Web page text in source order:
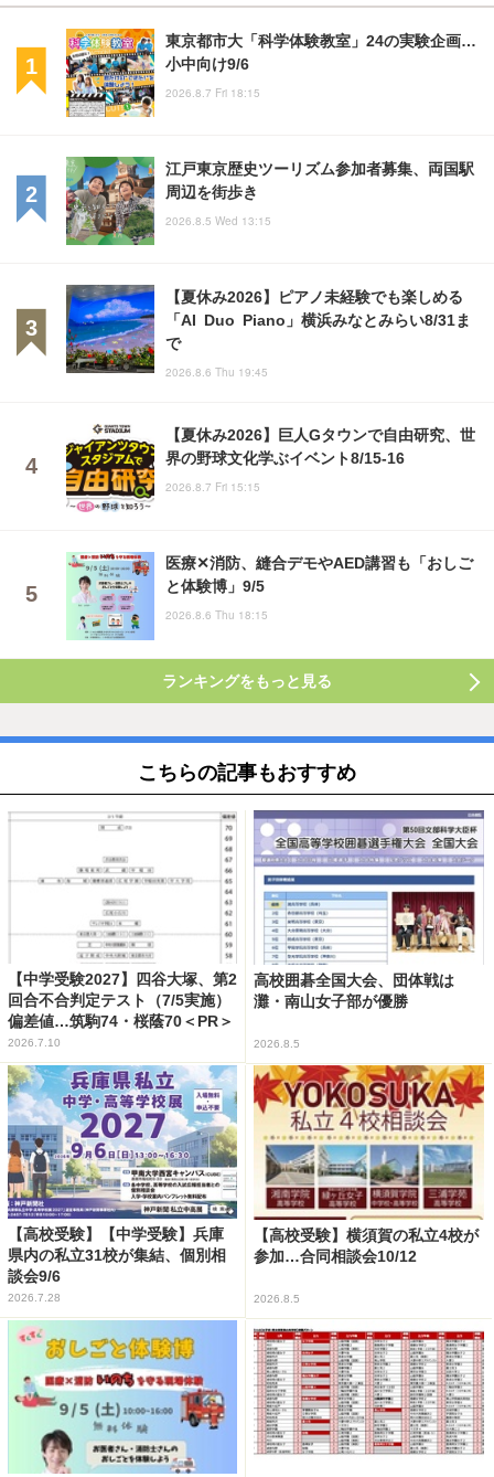
東京都市大「科学体験教室」24の実験企画…
小中向け9/6
2026.8.7 Fri 18:15
江戸東京歴史ツーリズム参加者募集、両国駅
周辺を街歩き
2026.8.5 Wed 13:15
【夏休み2026】ピアノ未経験でも楽しめる
「AI Duo Piano」横浜みなとみらい8/31ま
で
2026.8.6 Thu 19:45
【夏休み2026】巨人Gタウンで自由研究、世
界の野球文化学ぶイベント8/15-16
2026.8.7 Fri 15:15
医療✕消防、縫合デモやAED講習も「おしご
と体験博」9/5
2026.8.6 Thu 18:15
ランキングをもっと見る
こちらの記事もおすすめ
【中学受験2027】四谷大塚、第2
回合不合判定テスト（7/5実施）
偏差値…筑駒74・桜蔭70＜PR＞
2026.7.10
高校囲碁全国大会、団体戦は
灘・南山女子部が優勝
2026.8.5
【高校受験】【中学受験】兵庫
県内の私立31校が集結、個別相
談会9/6
2026.7.28
【高校受験】横須賀の私立4校が
参加…合同相談会10/12
2026.8.5